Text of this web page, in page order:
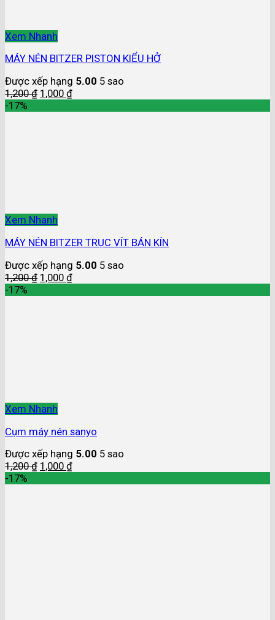
Xem Nhanh
MÁY NÉN BITZER PISTON KIỂU HỞ
Được xếp hạng 5.00 5 sao
1,200₫ 1,000 ₫
-17%
Xem Nhanh
MÁY NÉN BITZER TRỤC VÍT BÁN KÍN
Được xếp hạng 5.00 5 sao
1,200₫ 1,000 ₫
-17%
Xem Nhanh
Cụm máy nén sanyo
Được xếp hạng 5.00 5 sao
1,200₫ 1,000 ₫
-17%